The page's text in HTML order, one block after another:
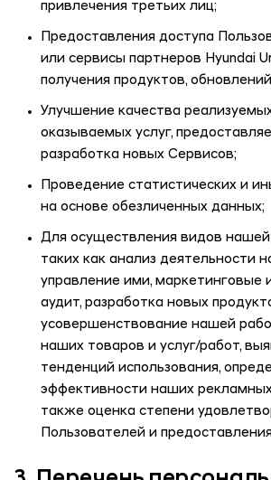
привлечения третьих лиц;
Предоставления доступа
или сервисы партнеров Hyundai
получения продуктов,
Улучшение качества
оказываемых услуг,
разработка новых Сервисов;
Проведение статистических и
на основе обезличенных данных;
Для осуществления видов нашей
таких как анализ деятельности
управление ими, маркетинговые
аудит, разработка новых
усовершенствование нашей
наших товаров и услуг/работ,
тенденций использования,
эффективности наших
также оценка степени
Пользователей и